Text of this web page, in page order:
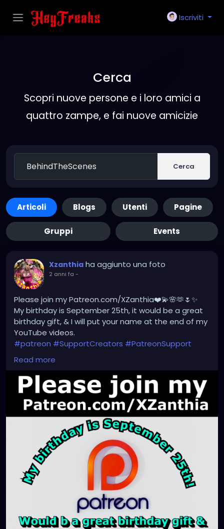
Iscriviti
Cerca
Scopri nuove persone e i loro amici a
quattro zampe, e fai nuove amicizie
Cerca
Articoli Blogs Utenti Pagine
Gruppi Events
Xzanthia ha aggiunto una foto
2 anni fa -
Please join my Patreon.com/XZanthia❤️💫🌸🫶🌷✨
My birthday is September 25th, it would be a great
birthday gift, & I will put your name at the end of my
YouTube videos.
#patreon #SupportCreators #PatreonSupport
#ExclusiveContent
#BecomeAPatron
#CreatorsOnPatreon
#SupportArtists
#CreativeCommunity#BehindTheScenes
#CreatorEconomy
#IndependentCreator
#SubscribeNow#PatreonPerks #MembersOnly
#SupportSmallCreators#CreativeFunding
#SupportMyWork
Read more